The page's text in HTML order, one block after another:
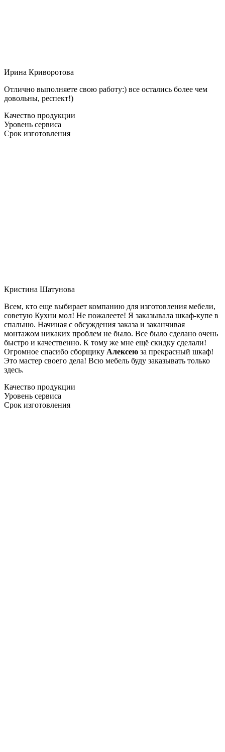
Ирина Криворотова
Отлично выполняете свою работу:) все остались более чем
довольны, респект!)
Качество продукции
Уровень сервиса
Срок изготовления
Кристина Шатунова
Всем, кто еще выбирает компанию для изготовления мебели,
советую Кухни мол! Не пожалеете! Я заказывала шкаф-купе в
спальню. Начиная с обсуждения заказа и заканчивая
монтажом никаких проблем не было. Все было сделано очень
быстро и качественно. К тому же мне ещё скидку сделали!
Огромное спасибо сборщику Алексею за прекрасный шкаф!
Это мастер своего дела! Всю мебель буду заказывать только
здесь.
Качество продукции
Уровень сервиса
Срок изготовления